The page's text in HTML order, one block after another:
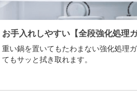
お手入れしやすい【全段強化処理ガ
重い鍋を置いてもたわまない強化処理
てもサッと拭き取れます。